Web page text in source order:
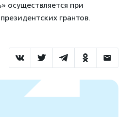
осуществляется при
грантов.